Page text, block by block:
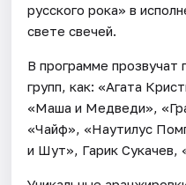
русского рока» в
свете свечей.
В программе прозвучат
групп, как: «Агата
«Маша и Медведи»,
«Чайф», «Наутилус
и Шут», Гарик Сукачев,